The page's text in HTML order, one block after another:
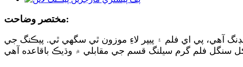
مختصر وضاحت:
آهي، پي اي فلم ۽ پيپر لاءِ موزون ٿي سگهي ٿي. پيڪنگ جي